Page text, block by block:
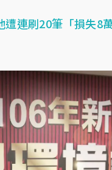
連刷20筆「損失8